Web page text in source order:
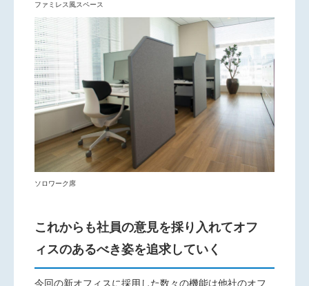
ファミレス風スペース
ソロワーク席
これからも社員の意見を採り入れてオフ
ィスのあるべき姿を追求していく
今回の新オフィスに採用した数々の機能は他社のオフ